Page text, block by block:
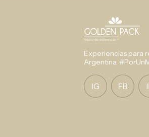
Experiencias para
Argentina.